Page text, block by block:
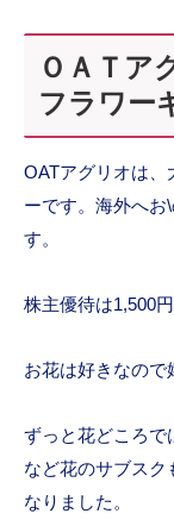
ＯＡＴ
フラワー
OATアグリオは、
ーです。海外へお
す。
株主優待は1,500
お花は好きなので
ずっと花どころで
など花のサブスク
なりました。